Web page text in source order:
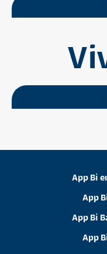
App Bi
App
App Bi
App